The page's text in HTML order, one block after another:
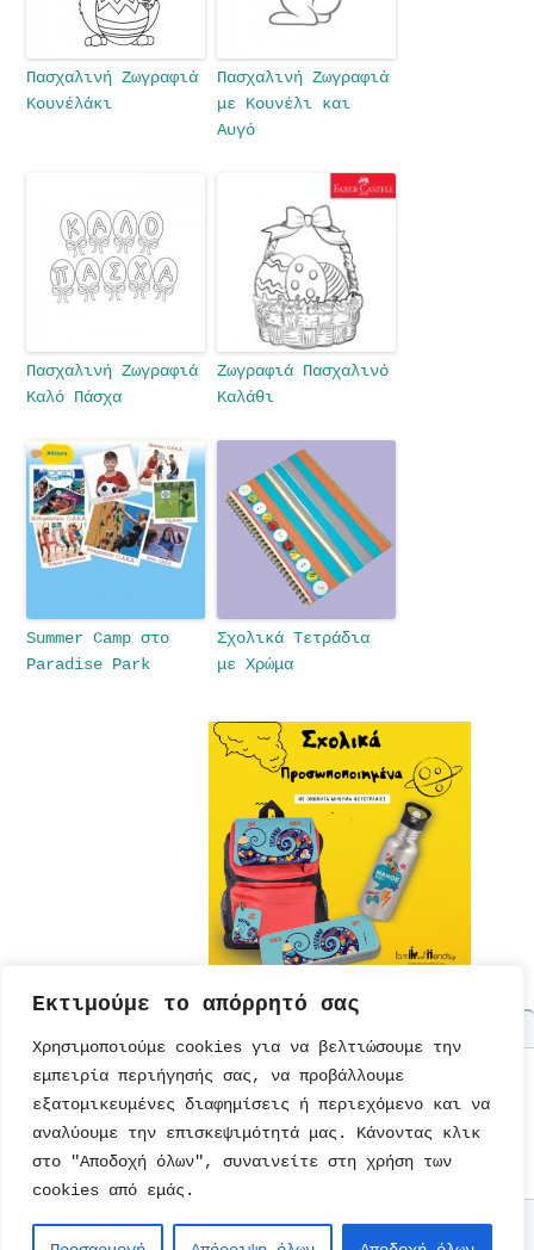
Εκτιμούμε το απόρρητό σας
Χρησιμοποιούμε cookies για να βελτιώσουμε την
εμπειρία περιήγησής σας, να προβάλλουμε
εξατομικευμένες διαφημίσεις ή περιεχόμενο και να
αναλύουμε την επισκεψιμότητά μας. Κάνοντας κλικ
στο "Αποδοχή όλων", συναινείτε στη χρήση των
cookies από εμάς.
Πασχαλινή Ζωγραφιά
Κουνέλάκι
Πασχαλινή Ζωγραφιά
με Κουνέλι και
Αυγό
Πασχαλινή Ζωγραφιά
Καλό Πάσχα
Ζωγραφιά Πασχαλινό
Καλάθι
Summer Camp στο
Paradise Park
Σχολικά Τετράδια
με Χρώμα
ΤΟΥΡΤΕΣ
ΠΡΟΣΚΛΗΣΕΙΣ
ΠΑΡΑΜΥΘΙΑ
ΒΙΒΛΙΑ
ΠΑΙΧΝΙΔΙΑ
ΠΡΟΣΚΛΗΣΕΙΣ
ΠΑΙΔΙΚΟ
ΕΚΠΑΙΔΕΥΣΗ
ΨΥΥΧΑΓΩΓΙΑ
ΠΑΡΑΜΥΘΙΑ
ΤΕΤΡΑΔΙΑ
ΖΩΓΡΑΦΙΚΗΣ